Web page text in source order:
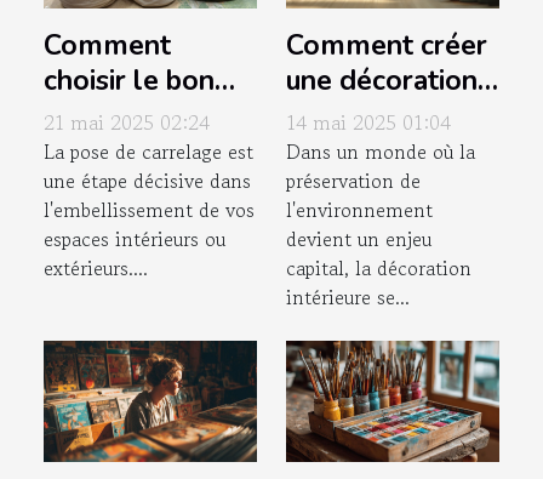
Comment
choisir le bon
mortier pour
vos joints de
carrelage
21 mai 2025 02:24
La pose de carrelage est
une étape décisive dans
l'embellissement de vos
espaces intérieurs ou
extérieurs....
Comment créer
une décoration
intérieure
écoresponsable
14 mai 2025 01:04
Dans un monde où la
préservation de
l'environnement
devient un enjeu
capital, la décoration
intérieure se...